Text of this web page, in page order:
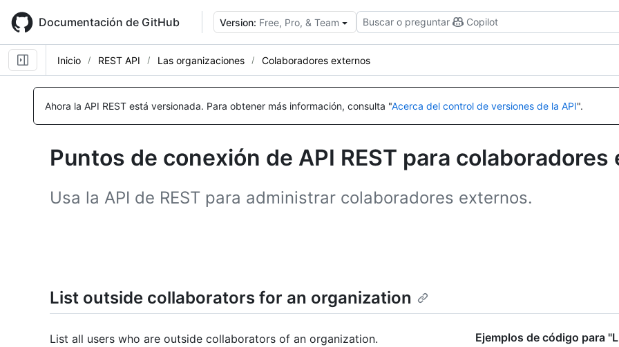
main
content
Documentación de GitHub Version: Free, Pro, & Team Buscar o preguntar Copilot
Inicio REST API Las organizaciones Colaboradores externos
Ahora la API REST está versionada. Para obtener más información, consulta "Acerca del control de versiones de la API".
Puntos de conexión de API REST para
Usa la API de REST para administrar colaboradores externos.
List outside collaborators for an organization
List all users who are outside collaborators of an organization.
Nombre,
Tipo,
Nombre,
Tipo,
Nombre,
Tipo,
Ejemplos de código para
Nombre,
Tipo,
Nombre,
Tipo,
Nombre,
Tipo,
Nombre,
Tipo,
Nombre,
Tipo,